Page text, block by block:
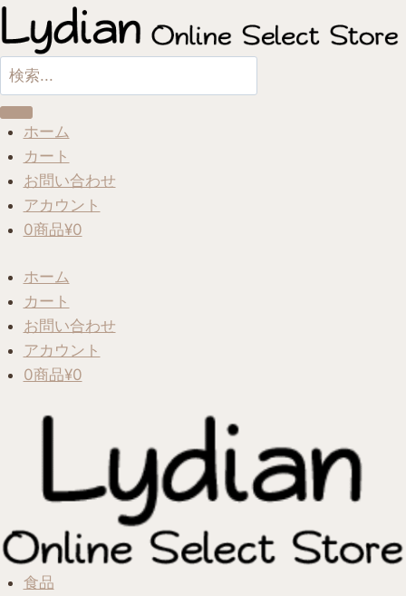
内
容
を
ス
キ
ッ
プ
Search
...
ホーム
カート
お問い合わせ
アカウント
0商品¥0
ホーム
カート
お問い合わせ
アカウント
0商品¥0
食品